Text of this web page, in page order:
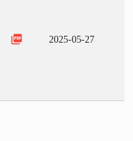
picture_as_pdf 2025-05-27